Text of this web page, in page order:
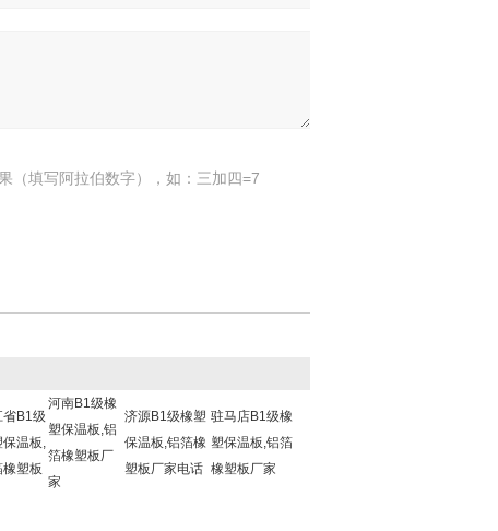
（填写阿拉伯数字），如：三加四=7
省B1级
保温板,
橡塑板
河南B1级橡
塑保温板,铝
箔橡塑板厂
家
济源B1级橡塑
保温板,铝箔橡
塑板厂家电话
驻马店B1级橡
塑保温板,铝箔
橡塑板厂家